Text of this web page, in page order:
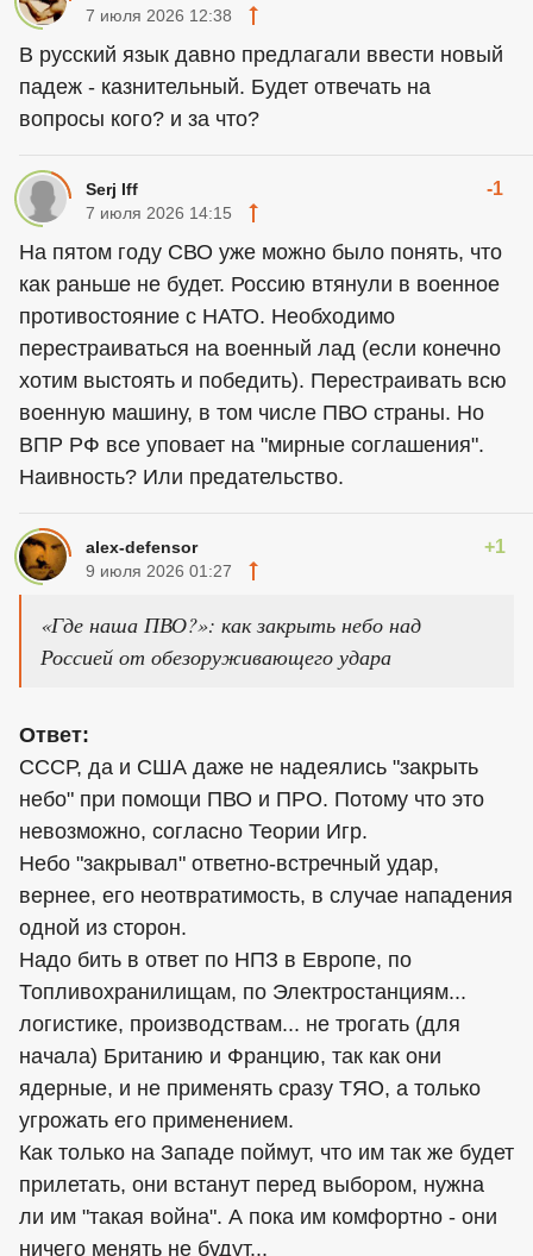
7 июля 2026 12:38
В русский язык давно предлагали ввести новый
падеж - казнительный. Будет отвечать на
вопросы кого? и за что?
Serj Iff -1
7 июля 2026 14:15
На пятом году СВО уже можно было понять, что
как раньше не будет. Россию втянули в военное
противостояние с НАТО. Необходимо
перестраиваться на военный лад (если конечно
хотим выстоять и победить). Перестраивать всю
военную машину, в том числе ПВО страны. Но
ВПР РФ все уповает на "мирные соглашения".
Наивность? Или предательство.
alex-defensor +1
9 июля 2026 01:27
«Где наша ПВО?»: как закрыть небо над
Россией от обезоруживающего удара
Ответ:
СССР, да и США даже не надеялись "закрыть
небо" при помощи ПВО и ПРО. Потому что это
невозможно, согласно Теории Игр.
Небо "закрывал" ответно-встречный удар,
вернее, его неотвратимость, в случае нападения
одной из сторон.
Надо бить в ответ по НПЗ в Европе, по
Топливохранилищам, по Электростанциям...
логистике, производствам... не трогать (для
начала) Британию и Францию, так как они
ядерные, и не применять сразу ТЯО, а только
угрожать его применением.
Как только на Западе поймут, что им так же будет
прилетать, они встанут перед выбором, нужна
ли им "такая война". А пока им комфортно - они
ничего менять не будут...